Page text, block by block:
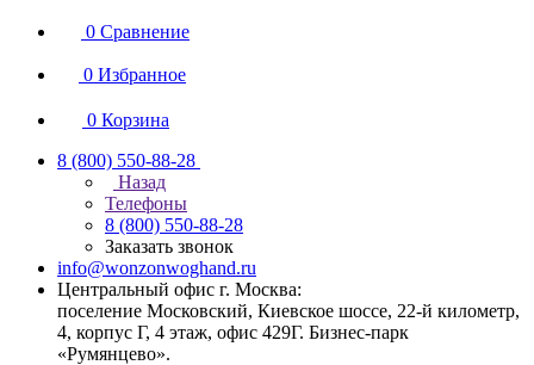
0 Сравнение
0 Избранное
0 Корзина
8 (800) 550-88-28
Назад
Телефоны
8 (800) 550-88-28
Заказать звонок
info@wonzonwoghand.ru
Центральный офис г. Москва:
поселение Московский, Киевское шоссе, 22-й километр,
4, корпус Г, 4 этаж, офис 429Г. Бизнес-парк
«Румянцево».